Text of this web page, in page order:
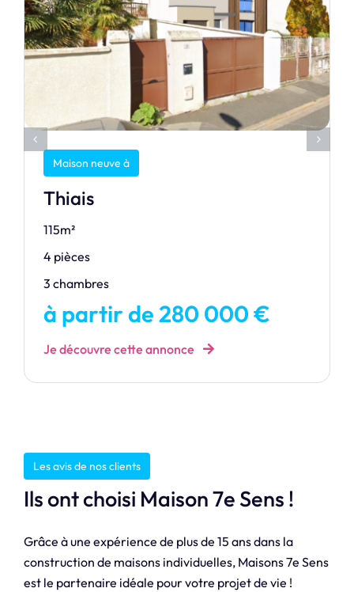
Maison neuve à
Thiais
115m²
4 pièces
3 chambres
à partir de 280 000 €
Je découvre cette annonce
Les avis de nos clients
Ils ont choisi Maison 7e Sens !
Grâce à une expérience de plus de 15 ans dans la
construction de maisons individuelles, Maisons 7e Sens
est le partenaire idéale pour votre projet de vie !